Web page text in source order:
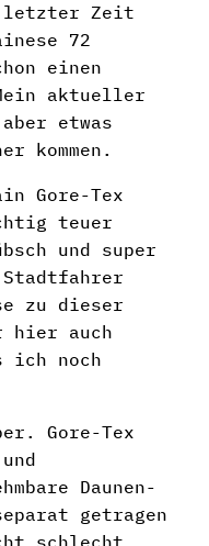
letzter Zeit
72
einen
aktueller
etwas
kommen.
Gore-Tex
teuer
und super
zu dieser
hier auch
ich noch
Gore-Tex
Daunen-
getragen